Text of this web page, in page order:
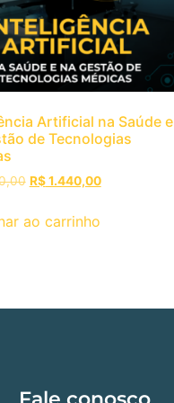
Artificial na Saúde e
de Tecnologias
R$1.440,00
ao carrinho